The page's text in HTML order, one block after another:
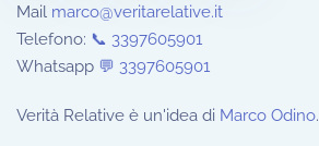
Mail marco@veritarelative.it
Telefono: 📞 3397605901
Whatsapp 💬 3397605901
Verità Relative è un'idea di Marco Odino.